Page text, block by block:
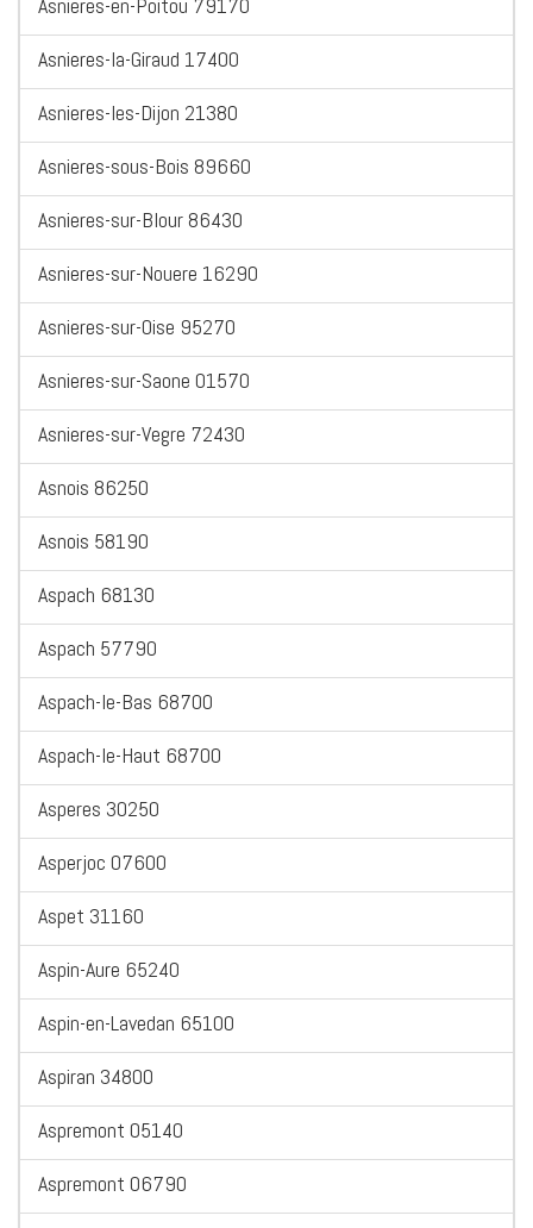
Asnieres-en-Poitou 79170
Asnieres-la-Giraud 17400
Asnieres-les-Dijon 21380
Asnieres-sous-Bois 89660
Asnieres-sur-Blour 86430
Asnieres-sur-Nouere 16290
Asnieres-sur-Oise 95270
Asnieres-sur-Saone 01570
Asnieres-sur-Vegre 72430
Asnois 86250
Asnois 58190
Aspach 68130
Aspach 57790
Aspach-le-Bas 68700
Aspach-le-Haut 68700
Asperes 30250
Asperjoc 07600
Aspet 31160
Aspin-Aure 65240
Aspin-en-Lavedan 65100
Aspiran 34800
Aspremont 05140
Aspremont 06790